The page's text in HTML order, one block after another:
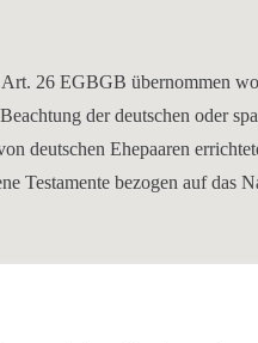
26 EGBGB übernommen
der deutschen oder
deutschen Ehepaaren
Testamente bezogen auf das